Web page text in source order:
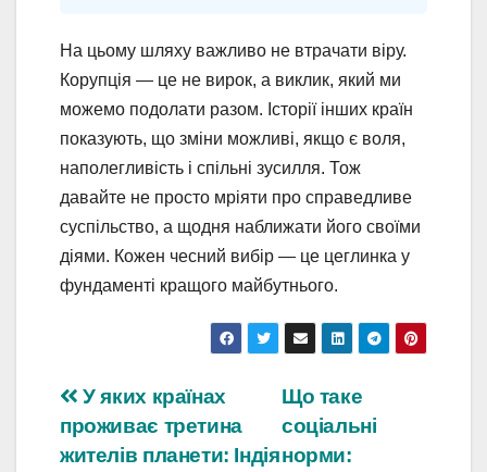
На цьому шляху важливо не втрачати віру.
Корупція — це не вирок, а виклик, який ми
можемо подолати разом. Історії інших країн
показують, що зміни можливі, якщо є воля,
наполегливість і спільні зусилля. Тож
давайте не просто мріяти про справедливе
суспільство, а щодня наближати його своїми
діями. Кожен чесний вибір — це цеглинка у
фундаменті кращого майбутнього.
Навігація
записів
Що таке
соціальні
норми:
У яких країнах
проживає третина
жителів планети: Індія